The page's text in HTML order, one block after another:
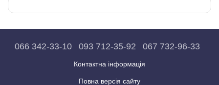
066 342-33-10 093 712-35-92 067 732-96-33
Контактна інформація
Повна версія сайту